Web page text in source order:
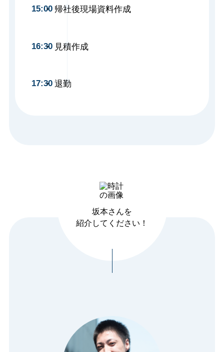
15:00帰社後現場資料作成
16:30見積作成
17:30退勤
坂本さんを
紹介してください！